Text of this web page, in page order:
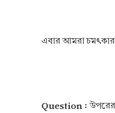
এবার আমরা
Question :